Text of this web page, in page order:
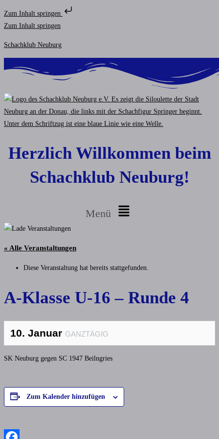
Zum Inhalt springen
Zum Inhalt springen
Schachklub Neuburg
Herzlich Willkommen beim
Schachklub Neuburg!
Menü
« Alle Veranstaltungen
Diese Veranstaltung hat bereits stattgefunden.
A-Klasse U-16 – Runde 4
10. Januar GANZTÄGIG
SK Neuburg gegen SC 1947 Beilngries
Zum Kalender hinzufügen